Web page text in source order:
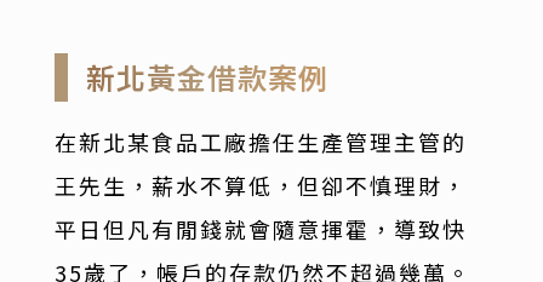
新北黃金借款案例
在新北某食品工廠擔任生產管理主管的
王先生，薪水不算低，但卻不慎理財，
平日但凡有閒錢就會隨意揮霍，導致快
35歲了，帳戶的存款仍然不超過幾萬。